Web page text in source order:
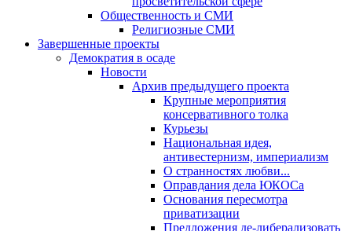
Общественность и СМИ
Религиозные СМИ
Завершенные проекты
Демократия в осаде
Новости
Архив предыдущего проекта
Крупные мероприятия
консервативного толка
Курьезы
Национальная идея,
антивестернизм, империализм
О странностях любви...
Оправдания дела ЮКОСа
Основания пересмотра
приватизации
Предложения де-либерализовать